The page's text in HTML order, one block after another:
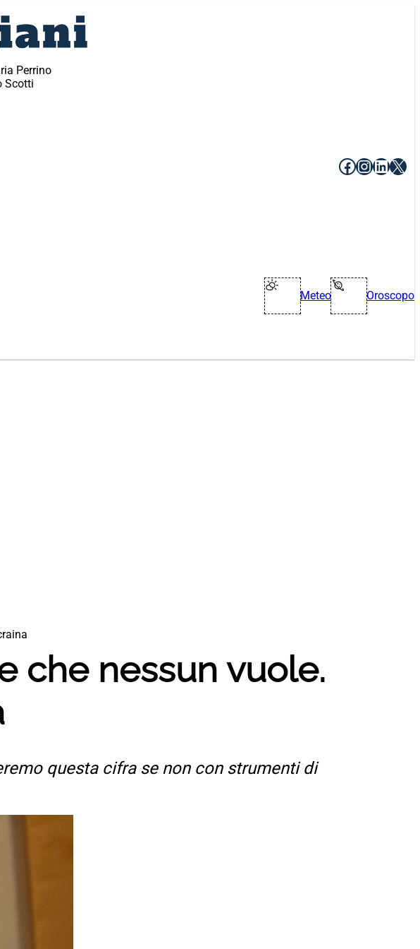
Perrino
Scotti
Facebook
X
Meteo Oroscopo
che nessun vuole.
questa cifra se non con strumenti di